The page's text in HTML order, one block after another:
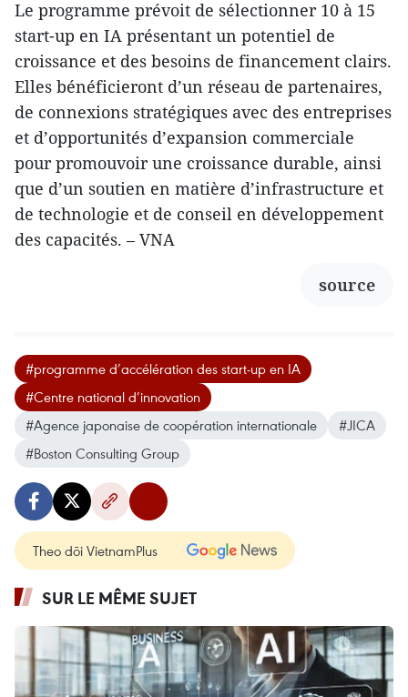
Le programme prévoit de sélectionner 10 à 15
start-up en IA présentant un potentiel de
croissance et des besoins de financement clairs.
Elles bénéficieront d’un réseau de partenaires,
de connexions stratégiques avec des entreprises
et d’opportunités d’expansion commerciale
pour promouvoir une croissance durable, ainsi
que d’un soutien en matière d’infrastructure et
de technologie et de conseil en développement
des capacités. – VNA
source
#programme d’accélération des start-up en IA
#Centre national d’innovation
#Agence japonaise de coopération internationale
#JICA
#Boston Consulting Group
Theo dõi VietnamPlus
SUR LE MÊME SUJET